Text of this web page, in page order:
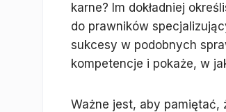
karne? Im dokładniej
do prawników
sukcesy w podobnych
kompetencje i pokaże, w
Ważne jest, aby